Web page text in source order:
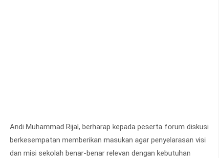
Andi Muhammad Rijal, berharap kepada peserta forum diskusi
berkesempatan memberikan masukan agar penyelarasan visi
dan misi sekolah benar-benar relevan dengan kebutuhan